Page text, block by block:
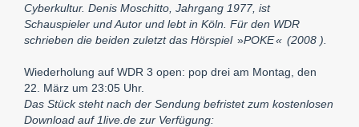
Cyberkultur. Denis Moschitto, Jahrgang 1977, ist
Schauspieler und Autor und lebt in Köln. Für den WDR
schrieben die beiden zuletzt das Hörspiel »POKE« (2008 ).
Wiederholung auf WDR 3 open: pop drei am Montag, den
22. März um 23:05 Uhr.
Das Stück steht nach der Sendung befristet zum kostenlosen
Download auf 1live.de zur Verfügung: